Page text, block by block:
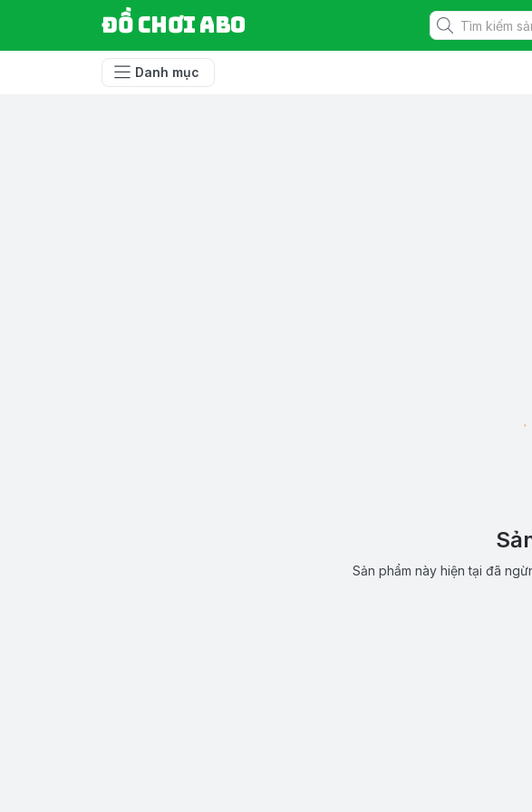
Đồ chơi ABO
Danh mục
Sản phẩm này hiện tại đã